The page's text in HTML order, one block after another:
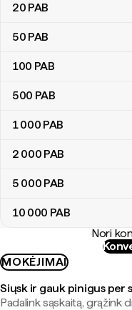
20 PAB
50 PAB
100 PAB
500 PAB
1 000 PAB
2 000 PAB
5 000 PAB
10 000 PAB
Nori
MOKĖJIMAI
Siųsk ir gauk pinigus per
Padalink sąskaitą, grąžink